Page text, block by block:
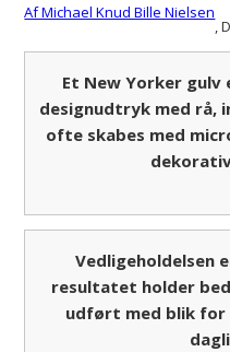
Af Michael Knud Bille Nielsen
,
Et New Yorker
designudtryk med rå,
ofte skabes med
Vedligeholdelsen
resultatet holder
udført med blik for